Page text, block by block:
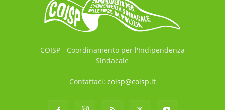
COISP - Coordinamento per l'Indipendenza
Sindacale
Contattaci: coisp@coisp.it